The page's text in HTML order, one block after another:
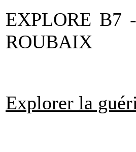
EXPLORE B7
ROUBAIX
Explorer la